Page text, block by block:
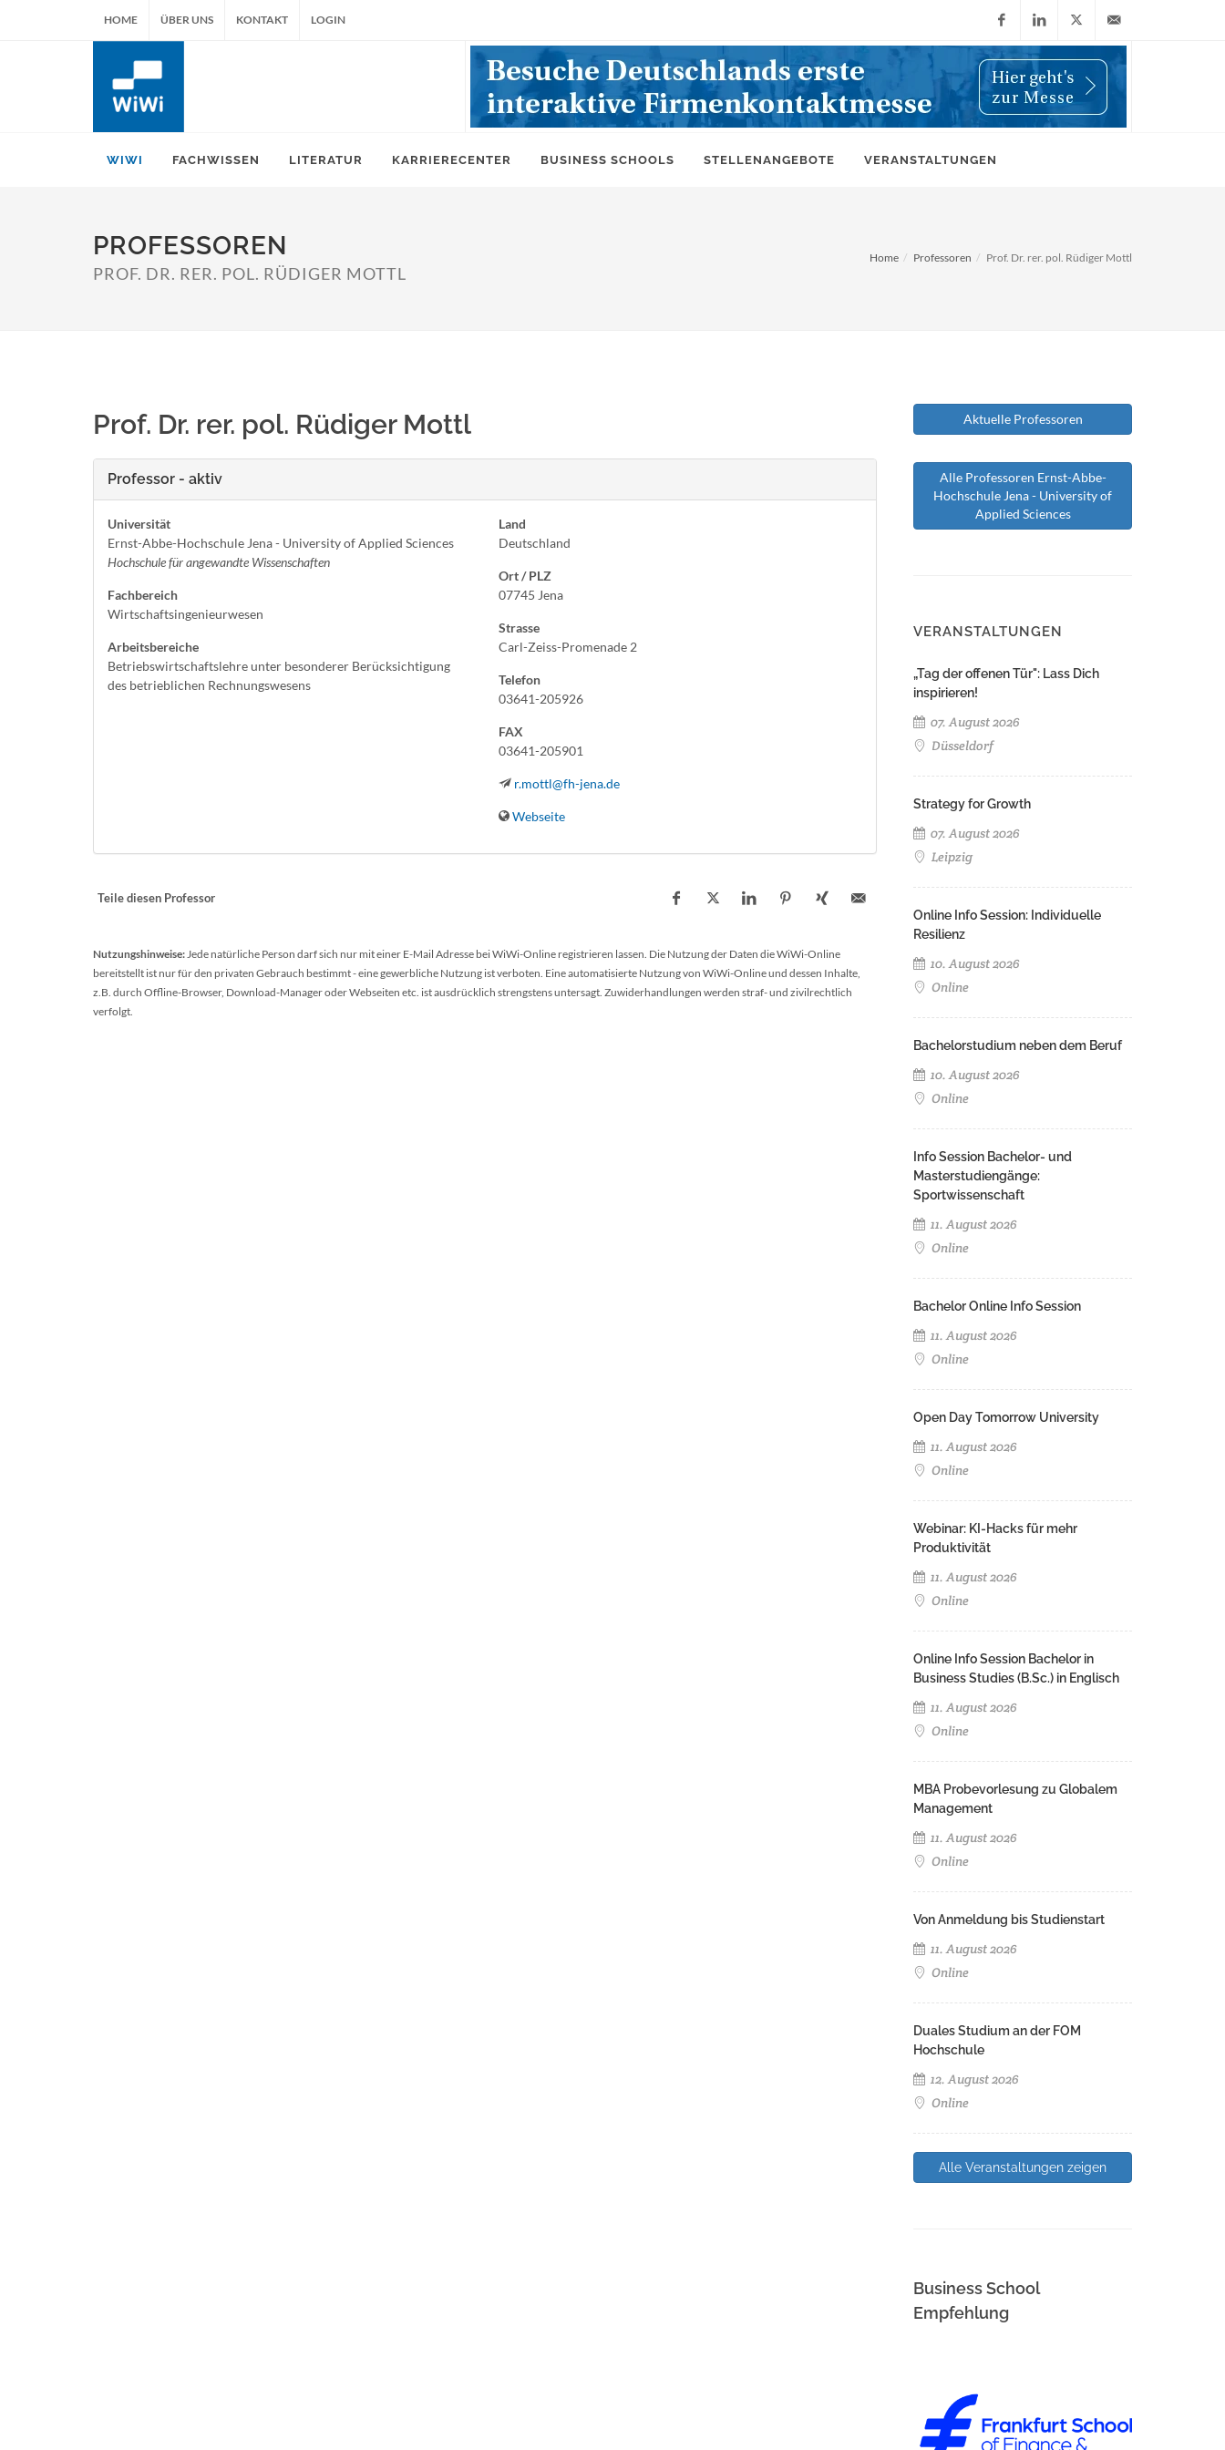
HOME ÜBER UNS KONTAKT LOGIN
FacebookLinkedIn
X
(Twitter)
info@wiwi-
WIWI FACHWISSEN LITERATUR KARRIERECENTER BUSINESS SCHOOLS STELLENANGEBOTE VERANSTALTUNGEN
PROFESSOREN
PROF. DR. RER. POL. RÜDIGER MOTTL
Home Professoren Prof. Dr. rer. pol. Rüdiger Mottl
Prof. Dr. rer. pol. Rüdiger Mottl
Professor - aktiv
Universität
Ernst-Abbe-Hochschule Jena - University of Applied Sciences
Hochschule für angewandte Wissenschaften
Fachbereich
Wirtschaftsingenieurwesen
Arbeitsbereiche
Betriebswirtschaftslehre unter besonderer Berücksichtigung
des betrieblichen Rechnungswesens
Land
Deutschland
Ort / PLZ
07745 Jena
Strasse
Carl-Zeiss-Promenade 2
Telefon
03641-205926
FAX
03641-205901
r.mottl@fh-jena.de
Webseite
Teile diesen Professor
Nutzungshinweise:Jede natürliche Person darf sich nur mit einer E-Mail Adresse bei WiWi-Online registrieren lassen. Die Nutzung der Daten die WiWi-Online
bereitstellt ist nur für den privaten Gebrauch bestimmt - eine gewerbliche Nutzung ist verboten. Eine automatisierte Nutzung von WiWi-Online und dessen Inhalte,
z.B. durch Offline-Browser, Download-Manager oder Webseiten etc. ist ausdrücklich strengstens untersagt. Zuwiderhandlungen werden straf- und zivilrechtlich
verfolgt.
Aktuelle Professoren
Alle Professoren Ernst-Abbe-
Hochschule Jena - University of
Applied Sciences
VERANSTALTUNGEN
„Tag der offenen Tür": Lass Dich
inspirieren!
07. August 2026
Düsseldorf
Strategy for Growth
07. August 2026
Leipzig
Online Info Session: Individuelle
Resilienz
10. August 2026
Online
Bachelorstudium neben dem Beruf
10. August 2026
Online
Info Session Bachelor- und
Masterstudiengänge:
Sportwissenschaft
11. August 2026
Online
Bachelor Online Info Session
11. August 2026
Online
Open Day Tomorrow University
11. August 2026
Online
Webinar: KI-Hacks für mehr
Produktivität
11. August 2026
Online
Online Info Session Bachelor in
Business Studies (B.Sc.) in Englisch
11. August 2026
Online
MBA Probevorlesung zu Globalem
Management
11. August 2026
Online
Von Anmeldung bis Studienstart
11. August 2026
Online
Duales Studium an der FOM
Hochschule
12. August 2026
Online
Alle Veranstaltungen zeigen
Business School
Empfehlung